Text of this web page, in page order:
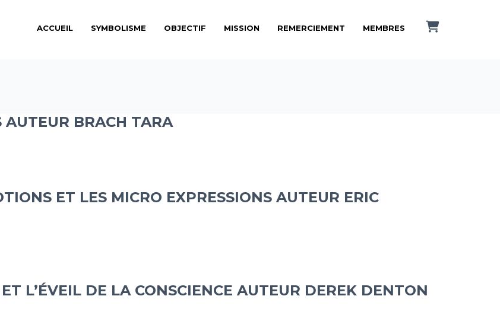
ACCUEIL SYMBOLISME OBJECTIF MISSION REMERCIEMENT MEMBRES
AUTEUR BRACH TARA
ET LES MICRO EXPRESSIONS AUTEUR ERIC
L’ÉVEIL DE LA CONSCIENCE AUTEUR DEREK DENTON